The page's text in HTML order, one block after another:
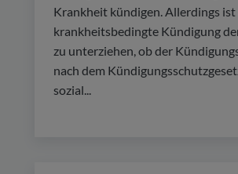
Krankheit kündigen. Allerdings ist
krankheitsbedingte Kündigung
zu unterziehen, ob der
nach dem
sozial...